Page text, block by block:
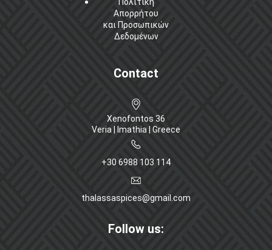
Πολιτική
Απορρήτου
και Προσωπικών
Δεδομένων
Contact
Xenofontos 36
Veria | Imathia | Greece
+30 6988 103 114
thalassaspices@gmail.com
Follow us: